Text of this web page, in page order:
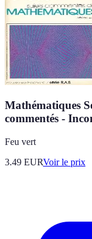
Mathématiques
commentés -
Feu vert
3.49 EURVoir le prix